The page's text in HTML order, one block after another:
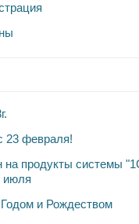
23 февраля!
на продукты системы
июля
и Рождеством